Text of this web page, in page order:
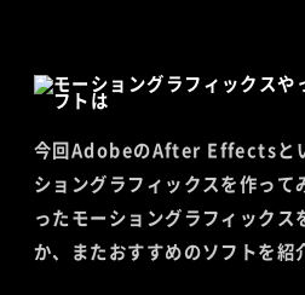
今回AdobeのAfter Effectsと
ショングラフィックスを作って
ったモーショングラフィックス
か、またおすすめのソフトを紹